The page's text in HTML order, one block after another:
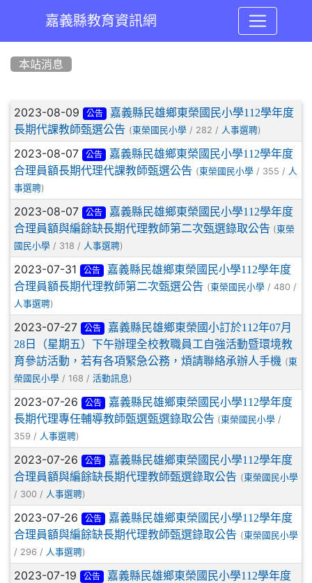
嘉義縣教育資訊網
本站消息
文章列表
2023-08-09 公告
嘉義縣民雄鄉東榮國民小學112學年度
長期代課教師甄選公告 (東榮國民小學 / 282 / 人事選聘)
2023-08-07 公告
嘉義縣民雄鄉東榮國民小學112學年度
合理員額長期代理代課教師甄選公告 (東榮國民小學 / 355 / 人
事選聘)
2023-08-07 公告
嘉義縣民雄鄉東榮國民小學112學年度
合理員額與編餘缺長期代理教師第二次甄選錄取公告 (東榮
國民小學 / 318 / 人事選聘)
2023-07-31 公告
嘉義縣民雄鄉東榮國民小學112學年度
合理員額長期代理教師第二次甄選公告 (東榮國民小學 / 480 /
人事選聘)
2023-07-27 公告
嘉義縣民雄鄉東榮國小訂於112年07月
28日（星期五）下午辦理全校教職員工自強活動暨環境教
育參訪活動，若有各項緊急公務，煩請聯絡承辦人手機 (東
榮國民小學 / 168 / 活動訊息 )
2023-07-26 公告
嘉義縣民雄鄉東榮國民小學112學年度
長期代理專任輔導教師甄選甄選錄取公告 (東榮國民小學 /
359 / 人事選聘)
2023-07-26 公告
嘉義縣民雄鄉東榮國民小學112學年度
合理員額與編餘缺長期代理教師甄選錄取公告 (東榮國民小學
/ 300 / 人事選聘)
2023-07-26 公告
嘉義縣民雄鄉東榮國民小學112學年度
合理員額與編餘缺長期代理教師甄選錄取公告 (東榮國民小學
/ 296 / 人事選聘)
2023-07-19 公告
嘉義縣民雄鄉東榮國民小學112學年度